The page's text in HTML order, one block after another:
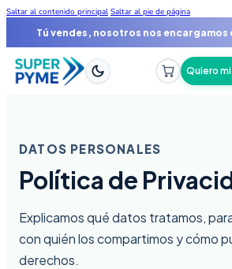
Saltar al contenido principal Saltar al pie de página
Tú vendes, nosotros nos encargamos
Quiero
DATOS PERSONALES
Política de
Explicamos qué datos tratamos,
con quién los compartimos y cómo
derechos.